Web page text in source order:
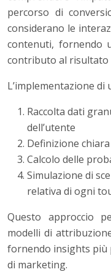
percorso di
considerano le
contenuti, fornendo
contributo al risultato
L’implementazione
Raccolta dati
dell’utente
Definizione
Calcolo delle
Simulazione di
relativa di ogni
Questo approccio
modelli di
fornendo insights più
di marketing.